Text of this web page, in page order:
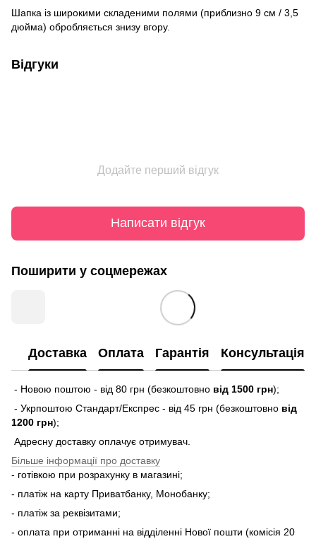
Шапка із широкими складеними полями (приблизно 9 см / 3,5
дюйма) обробляється знизу вгору.
Відгуки
Додайте перший відгук
Написати відгук
Поширити у соцмережах
Доставка Оплата Гарантія Консультація
- Новою поштою - від 80 грн (безкоштовно від 1500 грн);
- Укрпоштою Стандарт/Експрес - від 45 грн (безкоштовно від
1200 грн);
Адресну доставку оплачує отримувач.
Більше інформації про доставку
- готівкою при розрахунку в магазині;
- платіж на карту Приватбанку, Монобанку;
- платіж за реквізитами;
- оплата при отриманні на відділенні Нової пошти (комісія 20